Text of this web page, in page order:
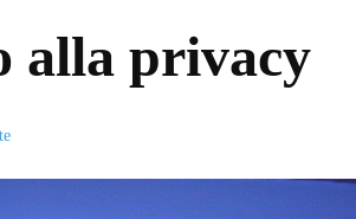
alla privacy